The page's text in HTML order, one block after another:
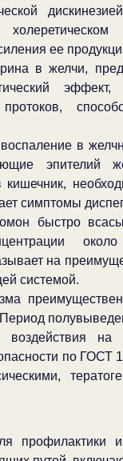
ее
в желчи,
эффект,
в
эпителий
кишечник,
симптомы
быстро
на
системой.
на
по ГОСТ
профилактики